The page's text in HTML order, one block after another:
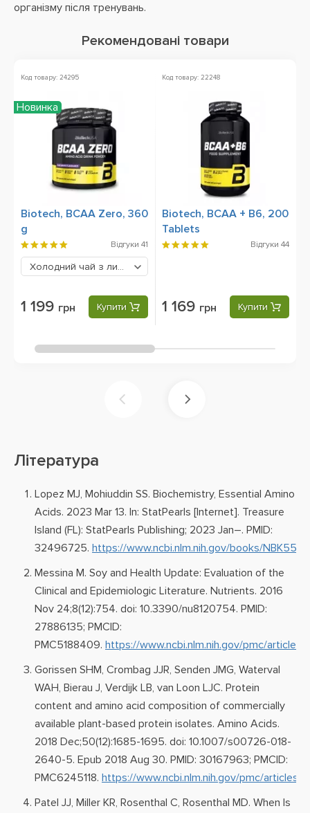
організму після тренувань.
Рекомендовані товари
Код товару: 24295
Biotech, BCAA Zero, 360
g
Відгуки 41
Холодний чай з лимоном
1 199 грн Купити
Новинка
Код товару: 22248
Biotech, BCAA + B6, 200
Tablets
Відгуки 44
1 169 грн Купити
Література
Lopez MJ, Mohiuddin SS. Biochemistry, Essential Amino
Acids. 2023 Mar 13. In: StatPearls [Internet]. Treasure
Island (FL): StatPearls Publishing; 2023 Jan–. PMID:
32496725. https://www.ncbi.nlm.nih.gov/books/
Messina M. Soy and Health Update: Evaluation of the
Clinical and Epidemiologic Literature. Nutrients. 2016
Nov 24;8(12):754. doi: 10.3390/nu8120754. PMID:
27886135; PMCID:
PMC5188409. https://www.ncbi.nlm.nih.gov/pmc/articles/
Gorissen SHM, Crombag JJR, Senden JMG, Waterval
WAH, Bierau J, Verdijk LB, van Loon LJC. Protein
content and amino acid composition of commercially
available plant-based protein isolates. Amino Acids.
2018 Dec;50(12):1685-1695. doi: 10.1007/s00726-018-
2640-5. Epub 2018 Aug 30. PMID: 30167963; PMCID:
PMC6245118. https://www.ncbi.nlm.nih.gov/pmc/articles/
Patel JJ, Miller KR, Rosenthal C, Rosenthal MD. When Is